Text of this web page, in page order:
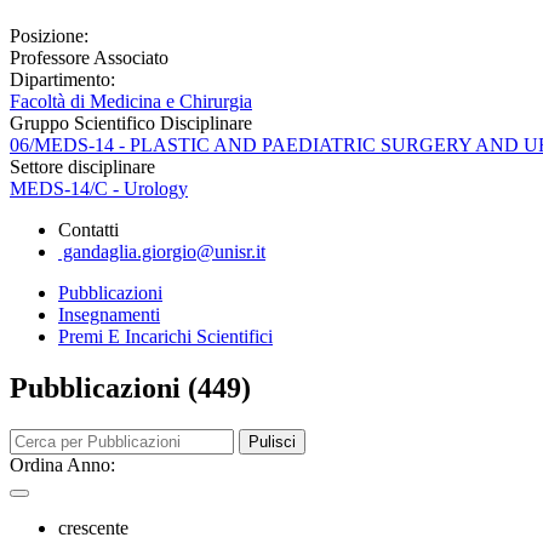
Posizione:
Professore Associato
Dipartimento:
Facoltà di Medicina e Chirurgia
Gruppo Scientifico Disciplinare
06/MEDS-14 - PLASTIC AND PAEDIATRIC SURGERY AND
Settore disciplinare
MEDS-14/C - Urology
Contatti
gandaglia.giorgio@unisr.it
Pubblicazioni
Insegnamenti
Premi E Incarichi Scientifici
Pubblicazioni (449)
Pulisci
Ordina Anno:
crescente